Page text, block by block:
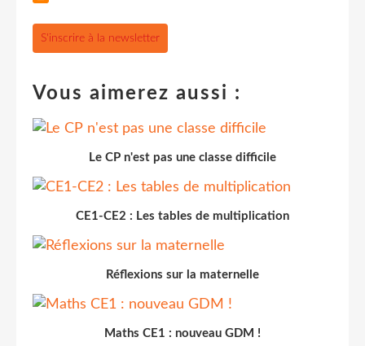
S'inscrire à la newsletter
Vous aimerez aussi :
Le CP n'est pas une classe difficile
CE1-CE2 : Les tables de multiplication
Réflexions sur la maternelle
Maths CE1 : nouveau GDM !